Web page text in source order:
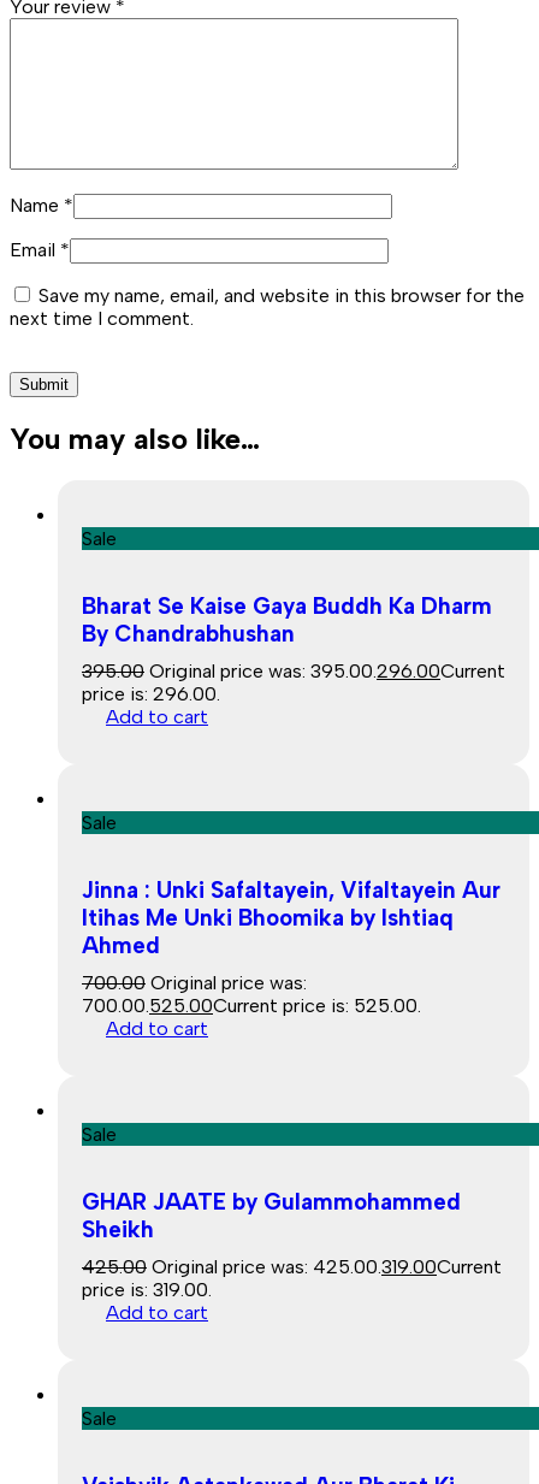
Your review *
Name *
Email *
Save my name, email, and website in this browser for the
next time I comment.
You may also like…
Sale
Bharat Se Kaise Gaya Buddh Ka Dharm
By Chandrabhushan
395.00 Original price was: ₹395.00. 296.00Current
price is: ₹296.00.
Add to cart
Sale
Jinna : Unki Safaltayein, Vifaltayein Aur
Itihas Me Unki Bhoomika by Ishtiaq
Ahmed
700.00 Original price was:
₹700.00. 525.00Current price is: ₹525.00.
Add to cart
Sale
GHAR JAATE by Gulammohammed
Sheikh
425.00 Original price was: ₹425.00. 319.00Current
price is: ₹319.00.
Add to cart
Sale